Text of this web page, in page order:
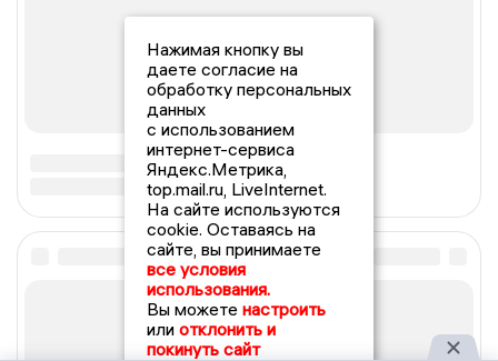
Нажимая кнопку вы
даете согласие на
обработку персональных
данных
с использованием
интернет-сервиса
Яндекс.Метрика,
top.mail.ru, LiveInternet.
На сайте используются
cookie. Оставаясь на
сайте, вы принимаете
все условия
использования.
Вы можете настроить
или отклонить и
покинуть сайт